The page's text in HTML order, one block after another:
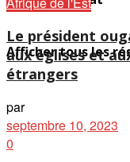
Afficher tous les
Le président
aux églises et
étrangers
par
septembre 10, 2023
0